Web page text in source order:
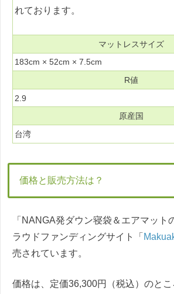
れております。
マットレスサイズ
183cm × 52cm × 7.5cm
R値
2.9
原産国
台湾
価格と販売方法は？
「NANGA発ダウン寝袋＆エアマット
ラウドファンディングサイト「
売されています。
価格は、定価36,300円（税込）のと